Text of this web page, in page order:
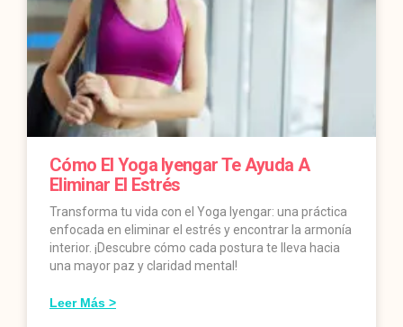
Cómo El Yoga Iyengar Te Ayuda A
Eliminar El Estrés
Transforma tu vida con el Yoga Iyengar: una práctica
enfocada en eliminar el estrés y encontrar la armonía
interior. ¡Descubre cómo cada postura te lleva hacia
una mayor paz y claridad mental!
Leer Más >